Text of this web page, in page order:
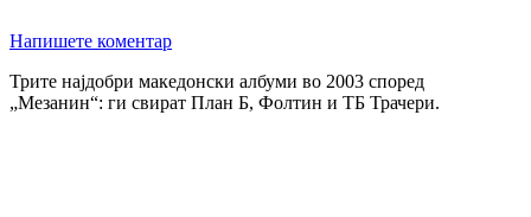
Напишете коментар
Трите најдобри македонски албуми во 2003 според
„Мезанин“: ги свират План Б, Фолтин и ТБ Трачери.